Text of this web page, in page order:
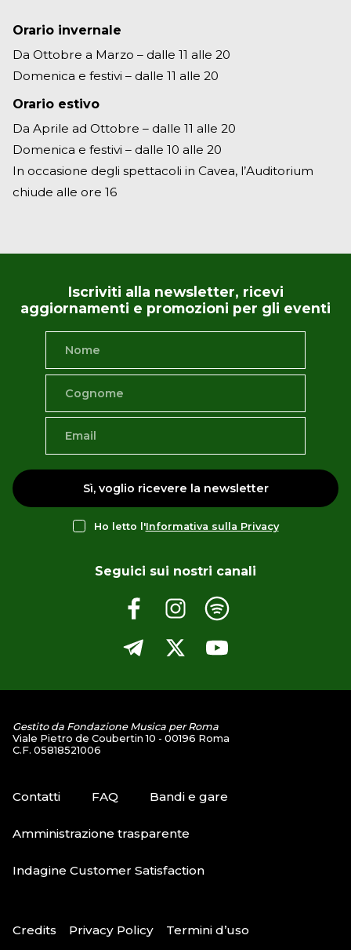
Orario invernale
Da Ottobre a Marzo – dalle 11 alle 20
Domenica e festivi – dalle 11 alle 20
Orario estivo
Da Aprile ad Ottobre – dalle 11 alle 20
Domenica e festivi – dalle 10 alle 20
In occasione degli spettacoli in Cavea, l’Auditorium
chiude alle ore 16
Iscriviti alla newsletter, ricevi
aggiornamenti e promozioni per gli eventi
Sì, voglio ricevere la newsletter
Ho letto l'Informativa sulla Privacy
Seguici sui nostri canali
Gestito da Fondazione Musica per Roma
Viale Pietro de Coubertin 10 - 00196 Roma
C.F. 05818521006
Contatti FAQ Bandi e gare
Amministrazione trasparente
Indagine Customer Satisfaction
Credits Privacy Policy Termini d’uso